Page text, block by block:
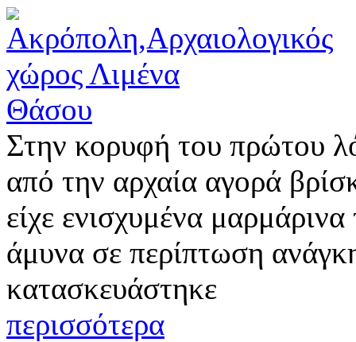
Στην κορυφή του πρώτου
από την αρχαία αγορά
είχε ενισχυμένα
άμυνα σε περίπτωση
κατασκευάστηκε
περισσότερα